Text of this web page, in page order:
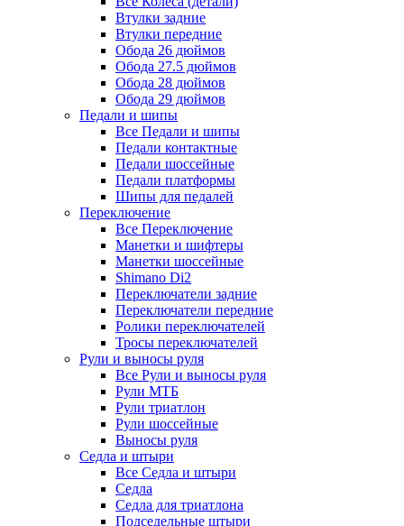
Втулки задние
Втулки передние
Обода 26 дюймов
Обода 27.5 дюймов
Обода 28 дюймов
Обода 29 дюймов
Педали и шипы
Все Педали и шипы
Педали контактные
Педали шоссейные
Педали платформы
Шипы для педалей
Переключение
Все Переключение
Манетки и шифтеры
Манетки шоссейные
Shimano Di2
Переключатели задние
Переключатели передние
Ролики переключателей
Тросы переключателей
Рули и выносы руля
Все Рули и выносы руля
Рули МТБ
Рули триатлон
Рули шоссейные
Выносы руля
Седла и штыри
Все Седла и штыри
Седла
Седла для триатлона
Подседельные штыри